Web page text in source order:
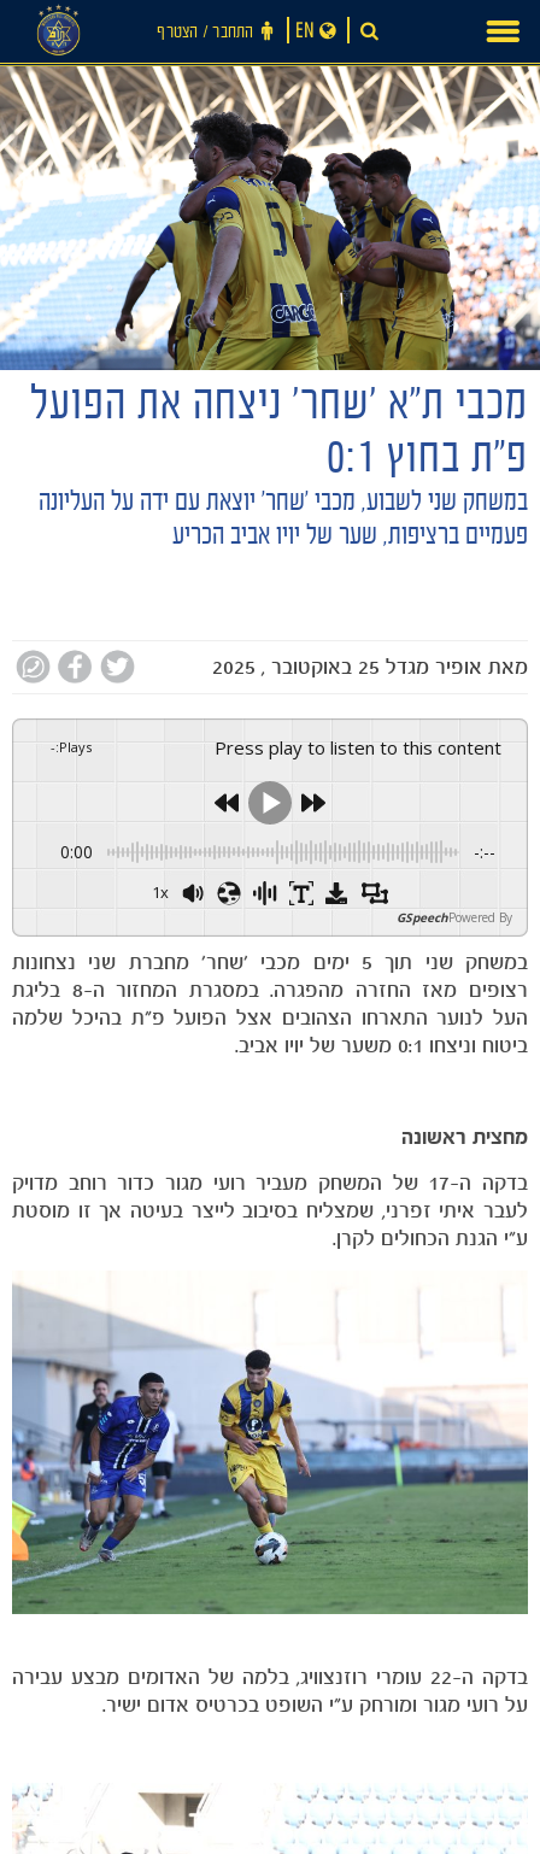
חדשות
הקבוצות
content
התחבר ‪/‬ הצטרף EN
מכבי ת״א ׳שחר׳ ניצחה את הפועל
פ״ת בחוץ 0:1
במשחק שני לשבוע, מכבי ׳שחר׳ יוצאת עם ידה על העליונה
פעמיים ברציפות, שער של יויו אביב הכריע
מאת אופיר מגדל 25 באוקטובר , 2025
Press play to listen to this content
Plays
:
-
0:00 -:--
1x
Powered By
GSpeech
במשחק שני תוך 5 ימים מכבי ׳שחר׳ מחברת שני נצחונות
רצופים מאז החזרה מהפגרה. במסגרת המחזור ה-8 בליגת
העל לנוער התארחו הצהובים אצל הפועל פ״ת בהיכל שלמה
ביטוח וניצחו 0:1 משער של יויו אביב.
מחצית ראשונה
בדקה ה-17 של המשחק מעביר רועי מגור כדור רוחב מדויק
לעבר איתי זפרני, שמצליח בסיבוב לייצר בעיטה אך זו מוסטת
ע״י הגנת הכחולים לקרן.
בדקה ה-22 עומרי רוזנצוויג, בלמה של האדומים מבצע עבירה
על רועי מגור ומורחק ע״י השופט בכרטיס אדום ישיר.